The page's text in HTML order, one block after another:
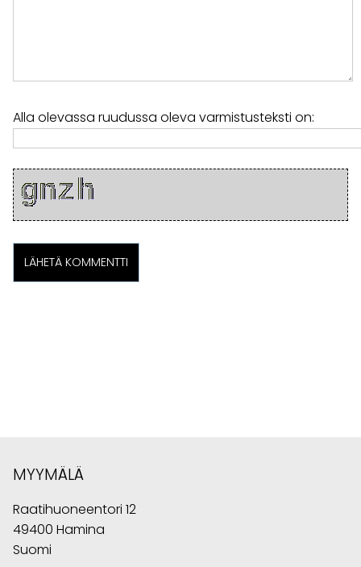
Alla olevassa ruudussa oleva varmistusteksti on:
MYYMÄLÄ
Raatihuoneentori 12
49400 Hamina
Suomi